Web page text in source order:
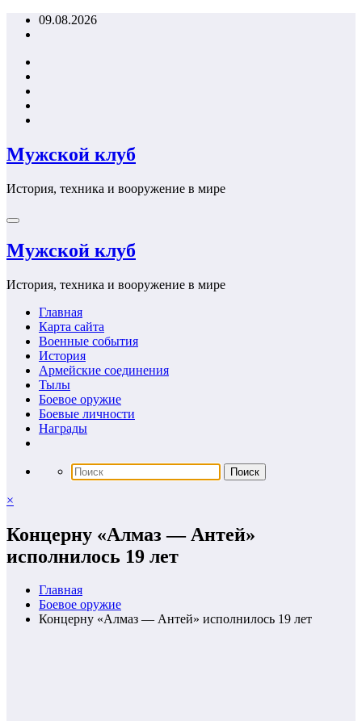
Перейти09.08.2026
Мужской клуб
История, техника и вооружение в мире
Мужской клуб
История, техника и вооружение в мире
Главная
Карта сайта
Военные события
История
Армейские соединения
Тылы
Боевое оружие
Боевые личности
Награды
×
Концерну «Алмаз — Антей»
исполнилось 19 лет
Главная
Боевое оружие
Концерну «Алмаз — Антей» исполнилось 19 лет